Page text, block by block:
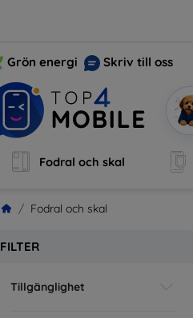
Grön energi Skriv till oss
Fodral och skal
Fodral och skal
FILTER
Tillgänglighet